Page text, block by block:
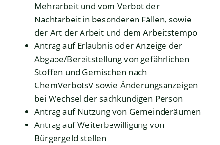
Mehrarbeit und vom Verbot der
Nachtarbeit in besonderen Fällen, sowie
der Art der Arbeit und dem Arbeitstempo
Antrag auf Erlaubnis oder Anzeige der
Abgabe/Bereitstellung von gefährlichen
Stoffen und Gemischen nach
ChemVerbotsV sowie Änderungsanzeigen
bei Wechsel der sachkundigen Person
Antrag auf Nutzung von Gemeinderäumen
Antrag auf Weiterbewilligung von
Bürgergeld stellen